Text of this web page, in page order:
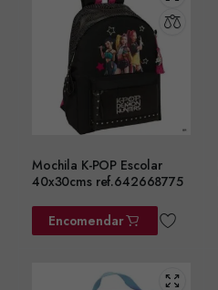
Mochila K-POP Escolar
40x30cms ref.642668775
Encomendar